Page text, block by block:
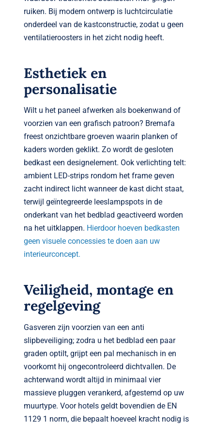
ruiken. Bij modern ontwerp is luchtcirculatie
onderdeel van de kastconstructie, zodat u geen
ventilatieroosters in het zicht nodig heeft.
Esthetiek en
personalisatie
Wilt u het paneel afwerken als boekenwand of
voorzien van een grafisch patroon? Bremafa
freest onzichtbare groeven waarin planken of
kaders worden geklikt. Zo wordt de gesloten
bedkast een design­element. Ook verlichting telt:
ambient LED-strips rondom het frame geven
zacht indirect licht wanneer de kast dicht staat,
terwijl geïntegreerde leeslampspots in de
onderkant van het bedblad geactiveerd worden
na het uitklappen. Hierdoor hoeven bedkasten
geen visuele concessies te doen aan uw
interieurconcept.
Veiligheid, montage en
regelgeving
Gasveren zijn voorzien van een anti
slipbeveiliging; zodra u het bedblad een paar
graden optilt, grijpt een pal mechanisch in en
voorkomt hij ongecontroleerd dichtvallen. De
achterwand wordt altijd in minimaal vier
massieve pluggen verankerd, afgestemd op uw
muurtype. Voor hotels geldt bovendien de EN
1129 1 norm, die bepaalt hoeveel kracht nodig is